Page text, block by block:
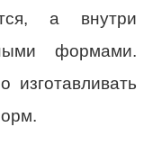
а внутри
формами.
изготавливать